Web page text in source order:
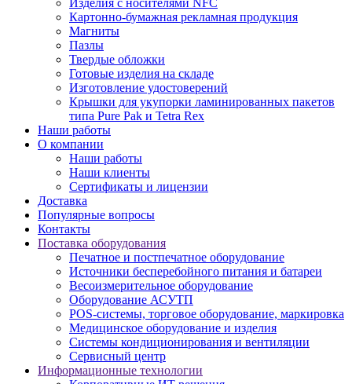
Изделия с носителями NFC
Картонно-бумажная рекламная продукция
Магниты
Пазлы
Твердые обложки
Готовые изделия на складе
Изготовление удостоверений
Крышки для укупорки ламинированных пакетов
типа Pure Pak и Tetra Rex
Наши работы
О компании
Наши работы
Наши клиенты
Сертификаты и лицензии
Доставка
Популярные вопросы
Контакты
Поставка оборудования
Печатное и постпечатное оборудование
Источники бесперебойного питания и батареи
Весоизмерительное оборудование
Оборудование АСУТП
POS-системы, торговое оборудование, маркировка
Медицинское оборудование и изделия
Системы кондиционирования и вентиляции
Сервисный центр
Информационные технологии